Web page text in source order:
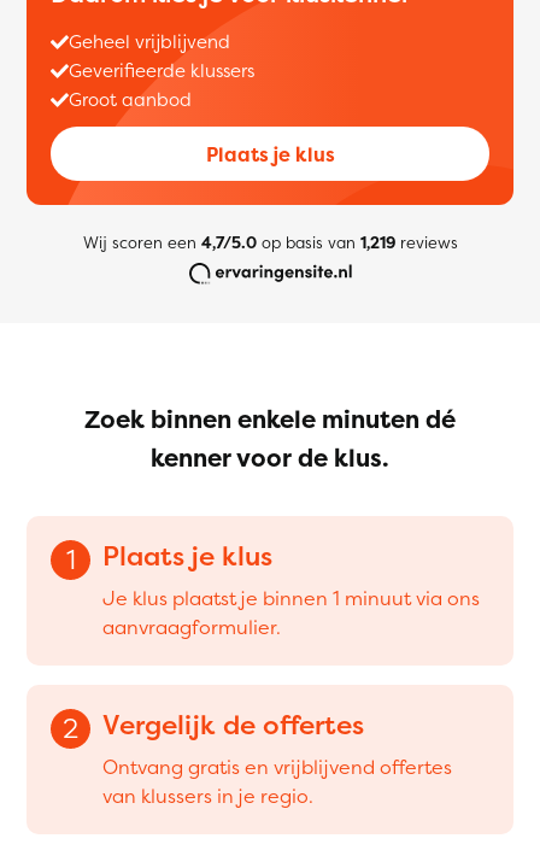
Geheel vrijblijvend
Geverifieerde klussers
Groot aanbod
Plaats je klus
Wij scoren een 4,7/5.0op basis van 1,219reviews
Zoek binnen enkele minuten dé
kenner voor de klus.
1 Plaats je klus
Je klus plaatst je binnen 1 minuut via ons
aanvraagformulier.
2 Vergelijk de offertes
Ontvang gratis en vrijblijvend offertes
van klussers in je regio.